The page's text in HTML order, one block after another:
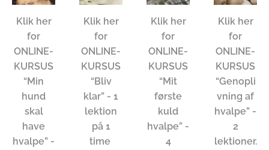
Klik her
for
ONLINE-
KURSUS
“Min
hund
skal
have
hvalpe” -
Klik her
for
ONLINE-
KURSUS
“Bliv
klar” - 1
lektion
på 1
time
Klik her
for
ONLINE-
KURSUS
“Mit
første
kuld
hvalpe” -
4
Klik her
for
ONLINE-
KURSUS
“Genopli
vning af
hvalpe” -
2
lektioner.